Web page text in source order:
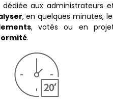
aux administrateurs
, en quelques minutes,
, votés ou en
.